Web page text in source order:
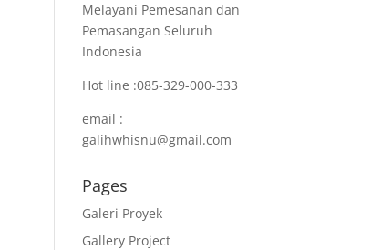
Melayani Pemesanan dan
Pemasangan Seluruh
Indonesia
Hot line :085-329-000-333
email :
galihwhisnu@gmail.com
Pages
Galeri Proyek
Gallery Project